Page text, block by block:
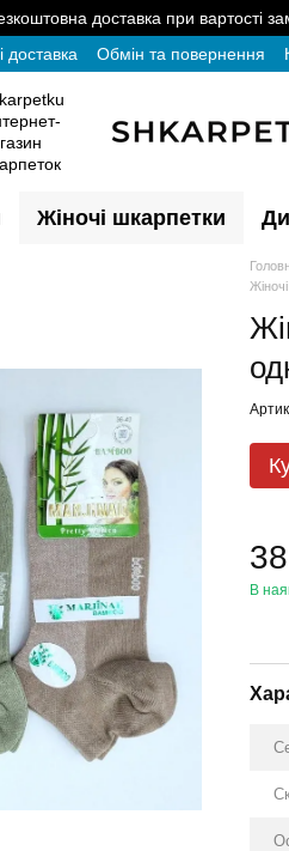
доставка при вартості
доставка Обмін та повернення
Жіночі шкарпетки
В